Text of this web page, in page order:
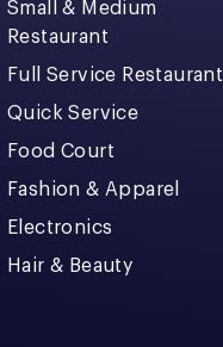
Small & Medium
Restaurant
Full Service Restaurant
Quick Service
Food Court
Fashion & Apparel
Electronics
Hair & Beauty